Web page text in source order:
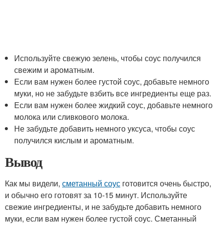
Используйте свежую зелень, чтобы соус получился
свежим и ароматным.
Если вам нужен более густой соус, добавьте немного
муки, но не забудьте взбить все ингредиенты еще раз.
Если вам нужен более жидкий соус, добавьте немного
молока или сливкового молока.
Не забудьте добавить немного уксуса, чтобы соус
получился кислым и ароматным.
Вывод
Как мы видели, сметанный соус готовится очень быстро,
и обычно его готовят за 10-15 минут. Используйте
свежие ингредиенты, и не забудьте добавить немного
муки, если вам нужен более густой соус. Сметанный